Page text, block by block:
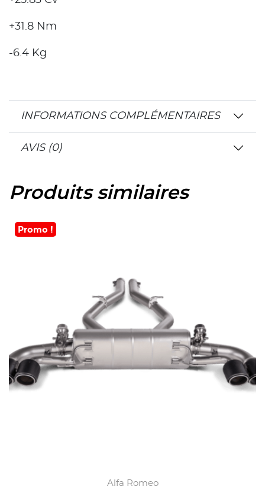
+31.8 Nm
-6.4 Kg
INFORMATIONS COMPLÉMENTAIRES
AVIS (0)
Produits similaires
Promo !
Alfa Romeo